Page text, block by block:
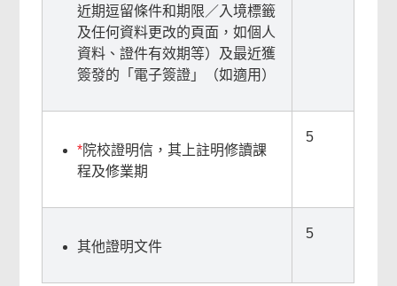
近期逗留條件和期限／入境標籤
及任何資料更改的頁面，如個人
資料、證件有效期等）及最近獲
簽發的「電子簽證」（如適用）
*院校證明信，其上註明修讀課
程及修業期
5
其他證明文件
5